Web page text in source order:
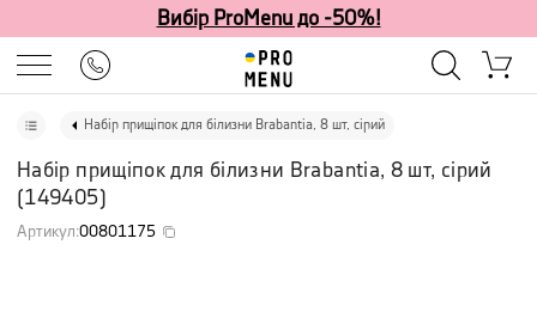
Вибір ProMenu до -50%!
Набір прищіпок для білизни Brabantia, 8 шт, сірий
Набір прищіпок для білизни Brabantia, 8 шт, сірий
(149405)
Артикул:00801175